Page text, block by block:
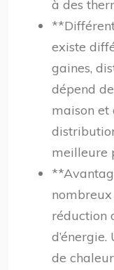
à des
existe
gaines,
dépend
maison et
meilleure
réduction
de